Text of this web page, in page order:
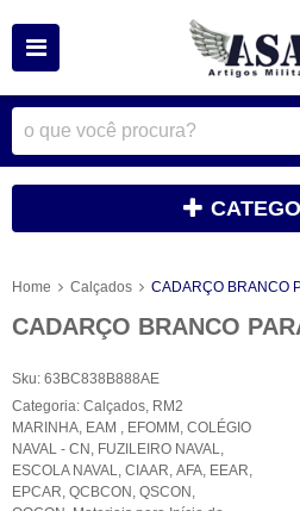
Home Calçados CADARÇO BRANCO
CADARÇO BRANCO
Sku: 63BC838B888AE
Categoria: Calçados RM2
MARINHA EAM EFOMM COLÉGIO
NAVAL - CN FUZILEIRO NAVAL
ESCOLA NAVAL
CIAAR AFA EEAR
EPCAR QCBCON QSCON